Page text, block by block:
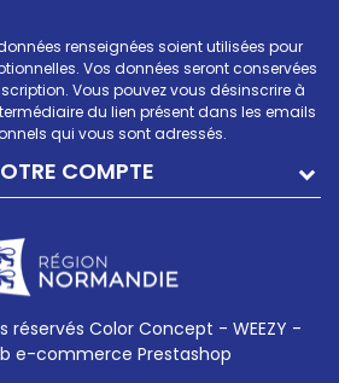
renseignées soient utilisées pour
Vos données seront conservées
Vous pouvez vous désinscrire à
du lien présent dans les emails
qui vous sont adressés.
COMPTE
réservés Color Concept - WEEZY -
e-commerce Prestashop